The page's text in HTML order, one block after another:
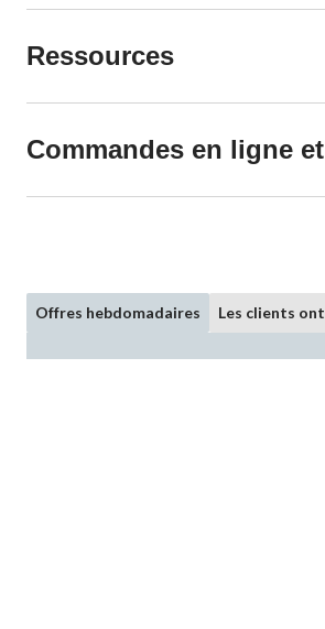
Ressources
Commandes en ligne
Offres hebdomadaires Les clients